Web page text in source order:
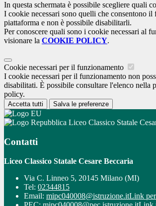
In questa schermata è possibile scegliere quali
I cookie necessari sono quelli che consentono il
piattaforma e non è possibile disabilitarli.
Per conoscere quali sono i cookie necessari al
visionare la COOKIE POLICY.
Cookie necessari per il funzionamento
I cookie necessari per il funzionamento non
disabilitati. È possibile consultare l'elenco nella
policy.
Accetta tutti Salva le preferenze
Liceo Classico Statale
Contatti
Liceo Classico Statale Cesare Beccaria
Via C. Linneo 5, 20145 Milano (MI)
Tel: 02344815
Email: mipc040008@istruzione.itLink